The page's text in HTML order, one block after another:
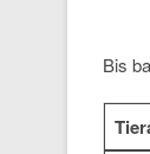
Bis